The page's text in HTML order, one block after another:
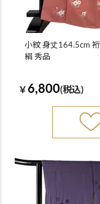
小紋 身丈164.5cm
絹 秀品
￥ 6,800(税込)